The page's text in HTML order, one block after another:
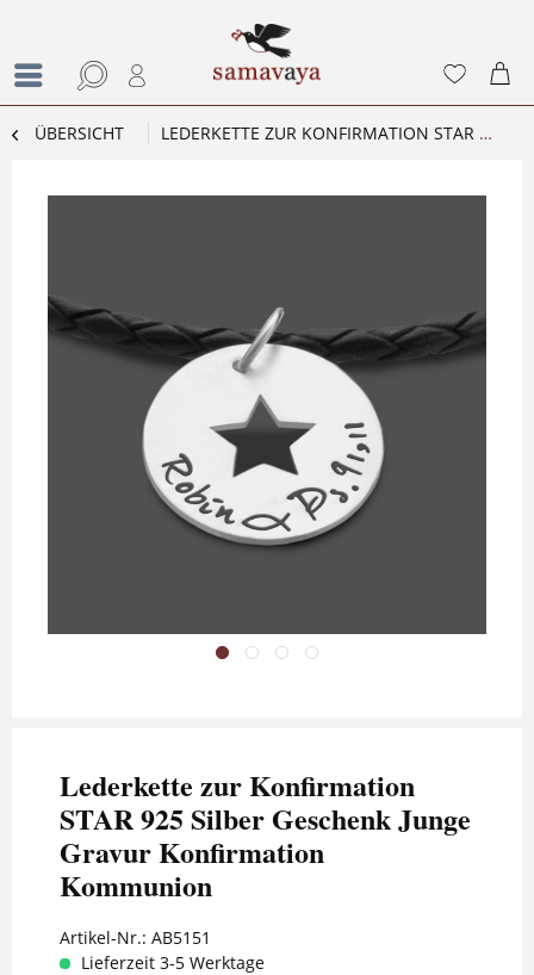
ÜBERSICHT LEDERKETTE ZUR KONFIRMATION STAR 925 SILBER GESCHENK JUNGE GRAVUR KONFIRMATION KOMMUNION
Lederkette zur Konfirmation
STAR 925 Silber Geschenk Junge
Gravur Konfirmation
Kommunion
Artikel-Nr.: AB5151
Lieferzeit 3-5 Werktage